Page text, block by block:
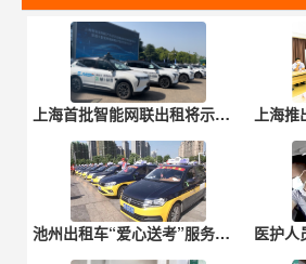
上海首批智能网联出租将示范运营，这些自动驾驶车辆将上路
池州出租车“爱心送考”服务预约开启